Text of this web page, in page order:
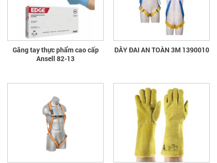
Găng tay thực phẩm cao cấp
Ansell 82-13
DÂY ĐAI AN TOÀN 3M 1390010